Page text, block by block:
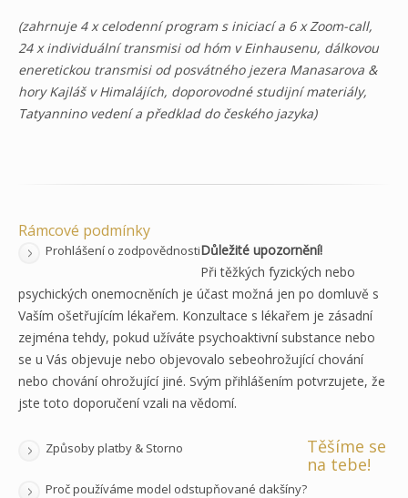
(zahrnuje 4 x celodenní program s iniciací a 6 x Zoom-call,
24 x individuální transmisi od hóm v Einhausenu, dálkovou
eneretickou transmisi od posvátného jezera Manasarova &
hory Kajláš v Himalájích, doporovodné studijní materiály,
Tatyannino vedení a předklad do českého jazyka)
Rámcové podmínky
Prohlášení o zodpovědnostiDůležité upozornění!
Při těžkých fyzických nebo
psychických onemocněních je účast možná jen po domluvě s
Vaším ošetřujícím lékařem. Konzultace s lékařem je zásadní
zejména tehdy, pokud užíváte psychoaktivní substance nebo
se u Vás objevuje nebo objevovalo sebeohrožující chování
nebo chování ohrožující jiné. Svým přihlášením potvrzujete, že
jste toto doporučení vzali na vědomí.
Způsoby platby & Storno
Proč používáme model odstupňované dakšíny?
Těšíme se
na tebe!